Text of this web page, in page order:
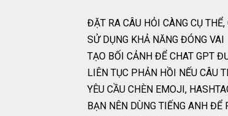
ĐẶT RA CÂU HỎI CÀNG CỤ
SỬ DỤNG KHẢ NĂNG ĐÓNG VAI
TẠO BỐI CẢNH ĐỂ CHAT GPT
LIÊN TỤC PHẢN HỒI NẾU CÂU
YÊU CẦU CHÈN EMOJI,
BẠN NÊN DÙNG TIẾNG ANH ĐỂ